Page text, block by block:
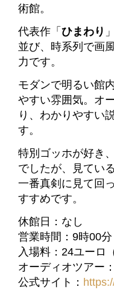
術館。
代表作「 ひまわり
並び、時系列で画
力です。
モダンで明るい館
やすい雰囲気。 オ
り、わかりやすい
す。
特別ゴッホが好き
でしたが、見てい
一番真剣に見て回
すすめです。
休館日：なし
営業時間：9時00
入場料：24ユーロ
オーディオツアー
公式サイト：